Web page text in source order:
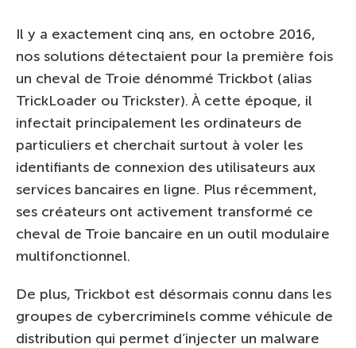
Il y a exactement cinq ans, en octobre 2016,
nos solutions détectaient pour la première fois
un cheval de Troie dénommé Trickbot (alias
TrickLoader ou Trickster). À cette époque, il
infectait principalement les ordinateurs de
particuliers et cherchait surtout à voler les
identifiants de connexion des utilisateurs aux
services bancaires en ligne. Plus récemment,
ses créateurs ont activement transformé ce
cheval de Troie bancaire en un outil modulaire
multifonctionnel.
De plus, Trickbot est désormais connu dans les
groupes de cybercriminels comme véhicule de
distribution qui permet d’injecter un malware